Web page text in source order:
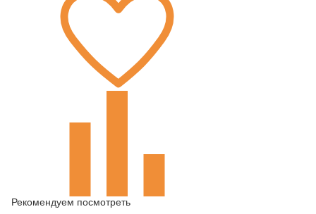
Рекомендуем посмотреть